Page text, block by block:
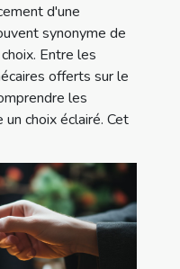
d'une
synonyme de
Entre les
offerts sur le
les
choix éclairé. Cet